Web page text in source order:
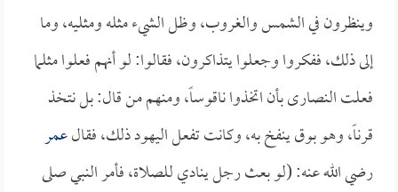
وينظرون في الشمس والغروب، وظل الشيء مثله ومثليه، وما
إلى ذلك، ففكروا وجعلوا يتذاكرون، فقالوا: لو أنهم فعلوا مثلما
فعلت النصارى بأن اتخذوا ناقوساً، ومنهم من قال: بل نتخذ
قرناً، وهو بوق ينفخ به، وكانت تفعل اليهود ذلك، فقالعمر
رضي الله عنه: (لو بعث رجل ينادي للصلاة، فأمر النبي صلى